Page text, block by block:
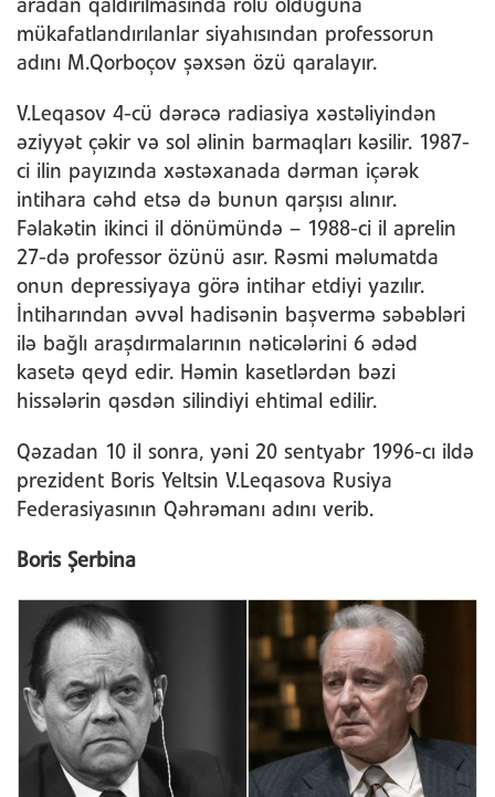
aradan qaldırılmasında rolu olduğuna
mükafatlandırılanlar siyahısından professorun
adını M.Qorboçov şəxsən özü qaralayır.
V.Leqasov 4-cü dərəcə radiasiya xəstəliyindən
əziyyət çəkir və sol əlinin barmaqları kəsilir. 1987-
ci ilin payızında xəstəxanada dərman içərək
intihara cəhd etsə də bunun qarşısı alınır.
Fəlakətin ikinci il dönümündə – 1988-ci il aprelin
27-də professor özünü asır. Rəsmi məlumatda
onun depressiyaya görə intihar etdiyi yazılır.
İntiharından əvvəl hadisənin başvermə səbəbləri
ilə bağlı araşdırmalarının nəticələrini 6 ədəd
kasetə qeyd edir. Həmin kasetlərdən bəzi
hissələrin qəsdən silindiyi ehtimal edilir.
Qəzadan 10 il sonra, yəni 20 sentyabr 1996-cı ildə
prezident Boris Yeltsin V.Leqasova Rusiya
Federasiyasının Qəhrəmanı adını verib.
Boris Şerbina